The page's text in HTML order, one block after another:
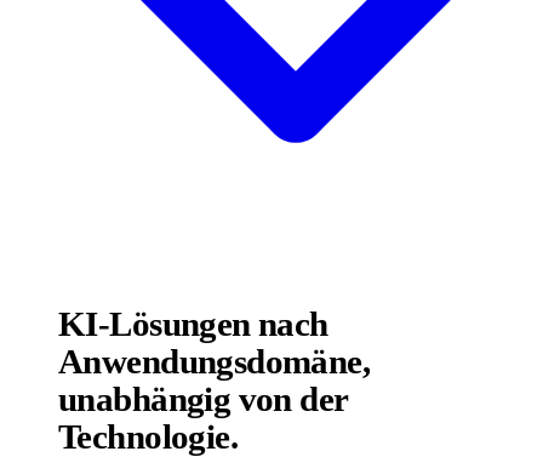
KI-Lösungen nach
Anwendungsdomäne,
unabhängig von der
Technologie.